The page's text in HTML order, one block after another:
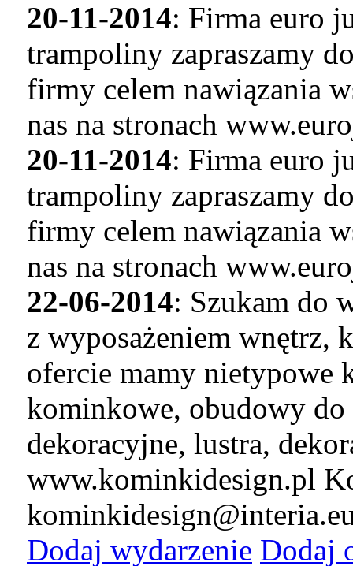
20-11-2014: Firma euro
trampoliny zapraszamy
firmy celem nawiązania
nas na stronach
20-11-2014: Firma euro
trampoliny zapraszamy
firmy celem nawiązania
nas na stronach
22-06-2014: Szukam do
z wyposażeniem
ofercie mamy
kominkowe, obudowy
dekoracyjne, lustra,
www.kominkidesign.pl
Dodaj wydarzenie Dodaj